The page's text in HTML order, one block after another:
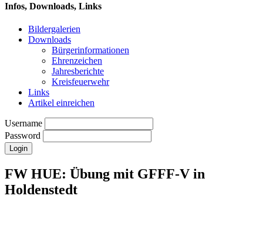
Infos, Downloads, Links
Bildergalerien
Downloads
Bürgerinformationen
Ehrenzeichen
Jahresberichte
Kreisfeuerwehr
Links
Artikel einreichen
Username
Password
FW HUE: Übung mit GFFF-V in
Holdenstedt